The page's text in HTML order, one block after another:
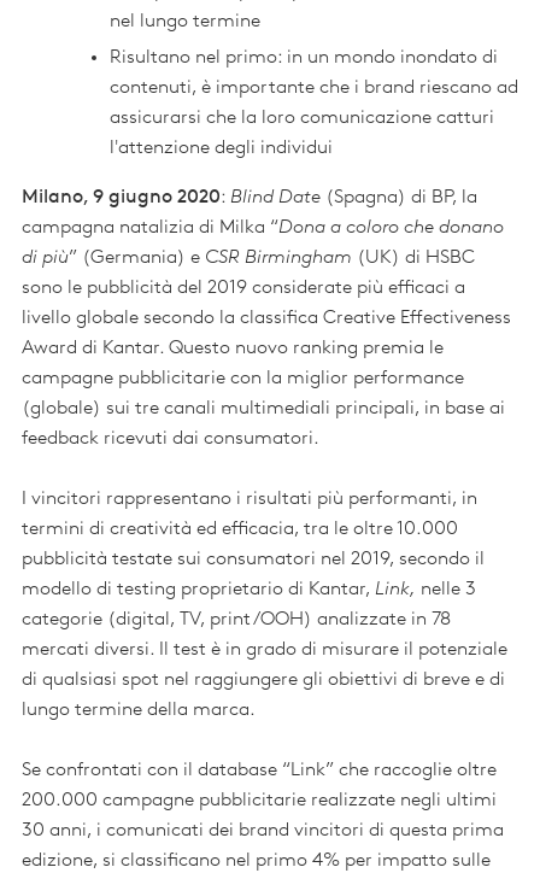
nel lungo termine
Risultano nel primo: in un mondo inondato di
contenuti, è importante che i brand riescano ad
assicurarsi che la loro comunicazione catturi
l'attenzione degli individui
Milano, 9 giugno 2020: Blind Date (Spagna) di BP, la
campagna natalizia di Milka “Dona a coloro che donano
di più” (Germania) e CSR Birmingham (UK) di HSBC
sono le pubblicità del 2019 considerate più efficaci a
livello globale secondo la classifica Creative Effectiveness
Award di Kantar. Questo nuovo ranking premia le
campagne pubblicitarie con la miglior performance
(globale) sui tre canali multimediali principali, in base ai
feedback ricevuti dai consumatori.
I vincitori rappresentano i risultati più performanti, in
termini di creatività ed efficacia, tra le oltre 10.000
pubblicità testate sui consumatori nel 2019, secondo il
modello di testing proprietario di Kantar, Link, nelle 3
categorie (digital, TV, print/OOH) analizzate in 78
mercati diversi. Il test è in grado di misurare il potenziale
di qualsiasi spot nel raggiungere gli obiettivi di breve e di
lungo termine della marca.
Se confrontati con il database “Link” che raccoglie oltre
200.000 campagne pubblicitarie realizzate negli ultimi
30 anni, i comunicati dei brand vincitori di questa prima
edizione, si classificano nel primo 4% per impatto sulle